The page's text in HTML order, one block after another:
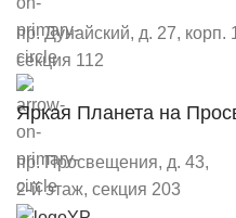
пр. Дунайский, д. 27,
секция 112
Яркая Планета на
пр. Просвещения, д. 43,
2-й этаж, секция 203